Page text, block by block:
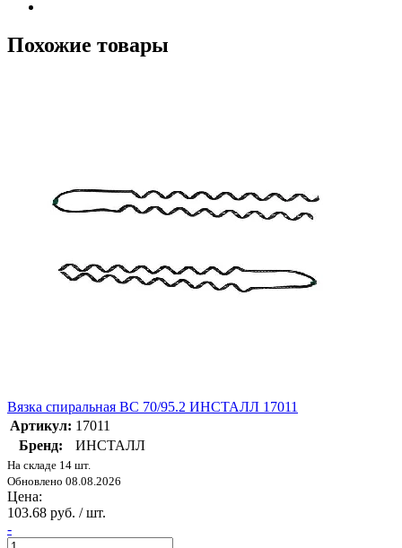
Похожие товары
Вязка спиральная ВС 70/95.2 ИНСТАЛЛ 17011
Артикул: 17011
Бренд:
ИНСТАЛЛ
На складе 14 шт.
Обновлено 08.08.2026
Цена:
103.68 руб. / шт.
-